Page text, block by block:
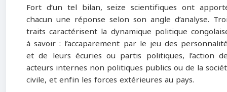
Fort d’un tel bilan, seize scientifiques ont
chacun une réponse selon son angle d’analyse.
traits caractérisent la dynamique politique
à savoir : l’accaparement par le jeu des
et de leurs écuries ou partis politiques, l’action
acteurs internes non politiques publics ou de la
civile, et enfin les forces extérieures au pays.